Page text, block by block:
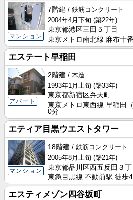
マンション
7階建
鉄筋コンクリート
2004年4月下旬 (築22年)
東京都港区三田５丁目
東京メトロ南北線 麻布十
エステート早稲田
アパート
2階建
木造
1993年1月上旬 (築33年)
東京都新宿区弁天町
東京メトロ東西線 早稲田
0分
エティア目黒ウエストタワー
マンション
18階建
鉄筋コンクリート
2005年8月上旬 (築21年)
東京都品川区西五反田３丁
東急目黒線 不動前駅 徒歩
エスティメゾン四谷坂町